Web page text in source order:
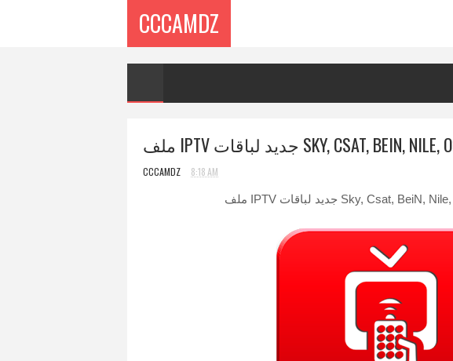
CCCAMDZ
CCCAMDZ 8:18 AM